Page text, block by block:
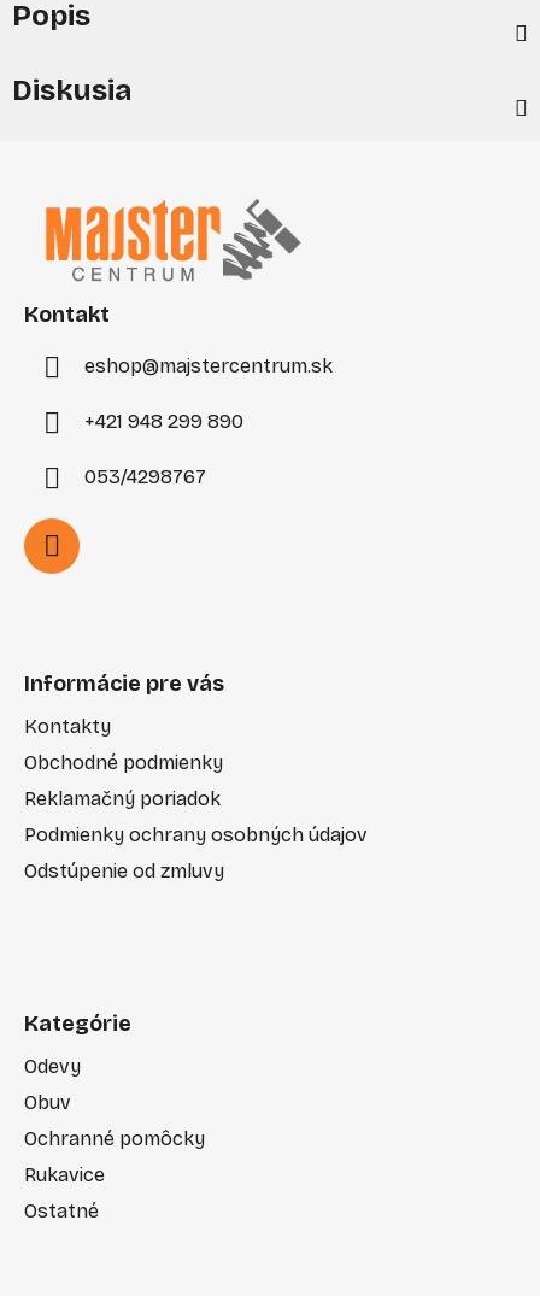
Popis
Diskusia
Kontakt
eshop@majstercentrum.sk
+421 948 299 890
053/4298767
Informácie pre vás
Kontakty
Obchodné podmienky
Reklamačný poriadok
Podmienky ochrany osobných údajov
Odstúpenie od zmluvy
Kategórie
Odevy
Obuv
Ochranné pomôcky
Rukavice
Ostatné